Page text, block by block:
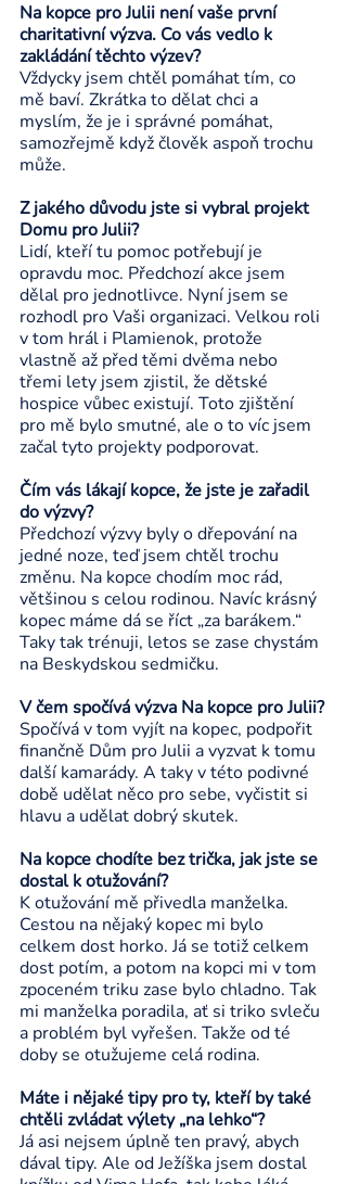
Na kopce pro Julii není vaše první
charitativní výzva. Co vás vedlo k
zakládání těchto výzev?
Vždycky jsem chtěl pomáhat tím, co
mě baví. Zkrátka to dělat chci a
myslím, že je i správné pomáhat,
samozřejmě když člověk aspoň trochu
může.
Z jakého důvodu jste si vybral projekt
Domu pro Julii?
Lidí, kteří tu pomoc potřebují je
opravdu moc. Předchozí akce jsem
dělal pro jednotlivce. Nyní jsem se
rozhodl pro Vaši organizaci. Velkou roli
v tom hrál i Plamienok, protože
vlastně až před těmi dvěma nebo
třemi lety jsem zjistil, že dětské
hospice vůbec existují. Toto zjištění
pro mě bylo smutné, ale o to víc jsem
začal tyto projekty podporovat.
Čím vás lákají kopce, že jste je zařadil
do výzvy?
Předchozí výzvy byly o dřepování na
jedné noze, teď jsem chtěl trochu
změnu. Na kopce chodím moc rád,
většinou s celou rodinou. Navíc krásný
kopec máme dá se říct „za barákem.“
Taky tak trénuji, letos se zase chystám
na Beskydskou sedmičku.
V čem spočívá výzva Na kopce pro Julii?
Spočívá v tom vyjít na kopec, podpořit
finančně Dům pro Julii a vyzvat k tomu
další kamarády. A taky v této podivné
době udělat něco pro sebe, vyčistit si
hlavu a udělat dobrý skutek.
Na kopce chodíte bez trička, jak jste se
dostal k otužování?
K otužování mě přivedla manželka.
Cestou na nějaký kopec mi bylo
celkem dost horko. Já se totiž celkem
dost potím, a potom na kopci mi v tom
zpoceném triku zase bylo chladno. Tak
mi manželka poradila, ať si triko svleču
a problém byl vyřešen. Takže od té
doby se otužujeme celá rodina.
Máte i nějaké tipy pro ty, kteří by také
chtěli zvládat výlety „na lehko“?
Já asi nejsem úplně ten pravý, abych
dával tipy. Ale od Ježíška jsem dostal